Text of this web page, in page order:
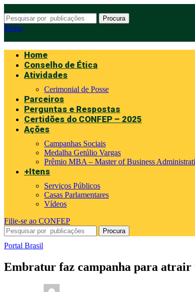
Procura
Menu
Home
Conselho de Ética
Atividades
Cerimonial de Posse
Parceiros
Perguntas e Respostas
Certidões do CONFEP – 2025
Ações
Campanhas Sociais
Medalha Getúlio Vargas
Prêmio MBA – Master of Business
+Itens
Serviços Públicos
Casas Parlamentares
Vídeos
Filie-se ao CONFEP
Procura
Portal Brasil
Embratur faz campanha para